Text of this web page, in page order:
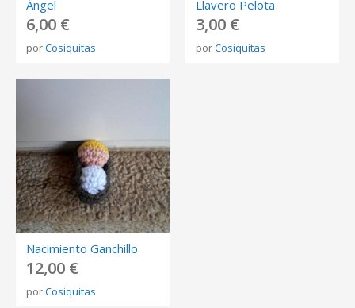
Ángel
6,00 €
porCosiquitas
Llavero Pelota
3,00 €
porCosiquitas
Nacimiento Ganchillo
12,00 €
porCosiquitas